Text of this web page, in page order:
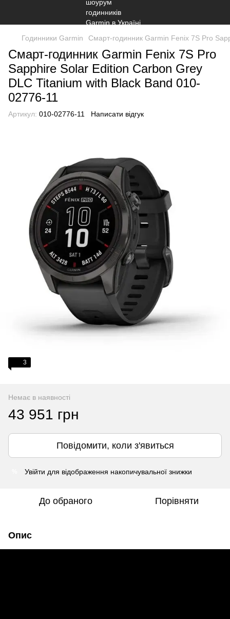
Годинники Garmin Смарт-годинник Garmin Fenix 7S Pro
Смарт-годинник Garmin Fenix 7S Pro
Sapphire Solar Edition Carbon Grey
DLC Titanium with Black Band 010-
02776-11
Артикул: 010-02776-11 Написати відгук
3
Немає в наявності
43 951 грн
Повідомити, коли з'явиться
Увійти для відображення накопичувальної знижки
До обраного Порівняти
Опис